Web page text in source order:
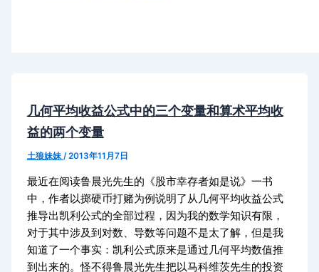
几何平均收益公式中的三个变量和算术平均收
益的两个变量
土狼妹妹 /2013年11月7日
最近在阅读鲁晨光先生的《股市幸存者如是说》一书
中，作者以掷硬币打赌为例说明了从几何平均收益公式
推导出凯利公式的全部过程，因为我的数学知识有限，
对于其中涉及到对数、导数等问题不是太了解，但是我
知道了一个事实：凯利公式原来是通过几何平均数值推
到出来的。怪不得鲁晨光先生把以马科维茨先生的投资